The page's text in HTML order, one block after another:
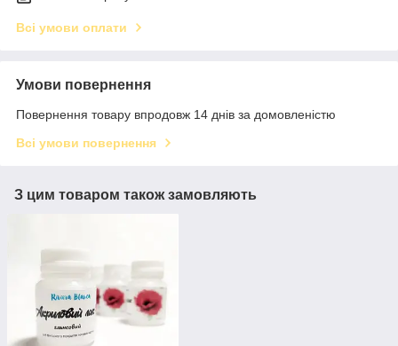
Всі умови оплати
Умови повернення
Повернення товару впродовж 14 днів за домовленістю
Всі умови повернення
З цим товаром також замовляють